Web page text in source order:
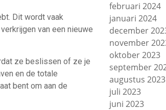
Dit wordt vaak
van een nieuwe
ze beslissen of ze je
en de totale
bent om aan de
februari 2024
januari 2024
december
november
oktober 2023
september
augustus 2023
juli 2023
juni 2023